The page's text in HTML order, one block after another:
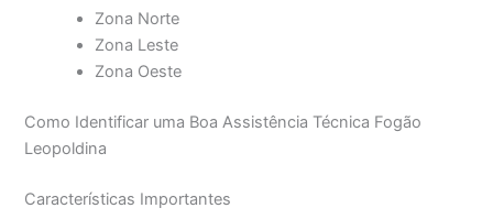
Zona Norte
Zona Leste
Zona Oeste
Como Identificar uma Boa Assistência Técnica Fogão
Leopoldina
Características Importantes